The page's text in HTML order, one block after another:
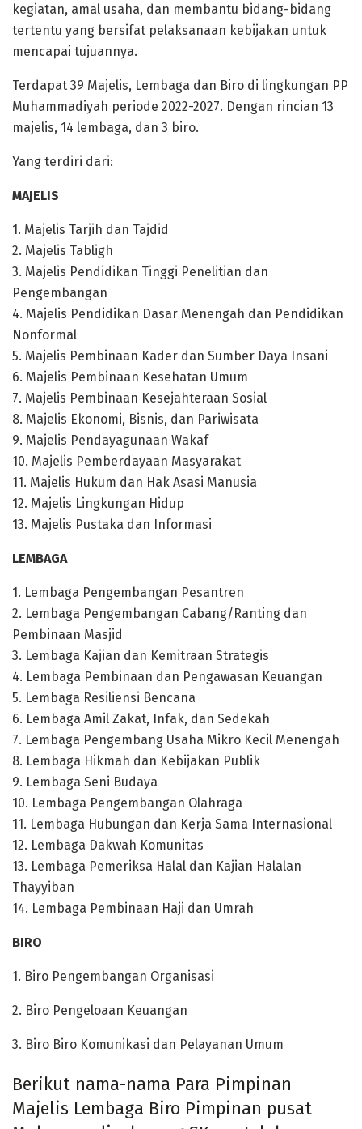
kegiatan, amal usaha, dan membantu bidang-bidang
tertentu yang bersifat pelaksanaan kebijakan untuk
mencapai tujuannya.
Terdapat 39 Majelis, Lembaga dan Biro di lingkungan PP
Muhammadiyah periode 2022-2027. Dengan rincian 13
majelis, 14 lembaga, dan 3 biro.
Yang terdiri dari:
MAJELIS
1. Majelis Tarjih dan Tajdid
2. Majelis Tabligh
3. Majelis Pendidikan Tinggi Penelitian dan
Pengembangan
4. Majelis Pendidikan Dasar Menengah dan Pendidikan
Nonformal
5. Majelis Pembinaan Kader dan Sumber Daya Insani
6. Majelis Pembinaan Kesehatan Umum
7. Majelis Pembinaan Kesejahteraan Sosial
8. Majelis Ekonomi, Bisnis, dan Pariwisata
9. Majelis Pendayagunaan Wakaf
10. Majelis Pemberdayaan Masyarakat
11. Majelis Hukum dan Hak Asasi Manusia
12. Majelis Lingkungan Hidup
13. Majelis Pustaka dan Informasi
LEMBAGA
1. Lembaga Pengembangan Pesantren
2. Lembaga Pengembangan Cabang/Ranting dan
Pembinaan Masjid
3. Lembaga Kajian dan Kemitraan Strategis
4. Lembaga Pembinaan dan Pengawasan Keuangan
5. Lembaga Resiliensi Bencana
6. Lembaga Amil Zakat, Infak, dan Sedekah
7. Lembaga Pengembang Usaha Mikro Kecil Menengah
8. Lembaga Hikmah dan Kebijakan Publik
9. Lembaga Seni Budaya
10. Lembaga Pengembangan Olahraga
11. Lembaga Hubungan dan Kerja Sama Internasional
12. Lembaga Dakwah Komunitas
13. Lembaga Pemeriksa Halal dan Kajian Halalan
Thayyiban
14. Lembaga Pembinaan Haji dan Umrah
BIRO
1. Biro Pengembangan Organisasi
2. Biro Pengeloaan Keuangan
3. Biro Biro Komunikasi dan Pelayanan Umum
Berikut nama-nama Para Pimpinan
Majelis Lembaga Biro Pimpinan pusat